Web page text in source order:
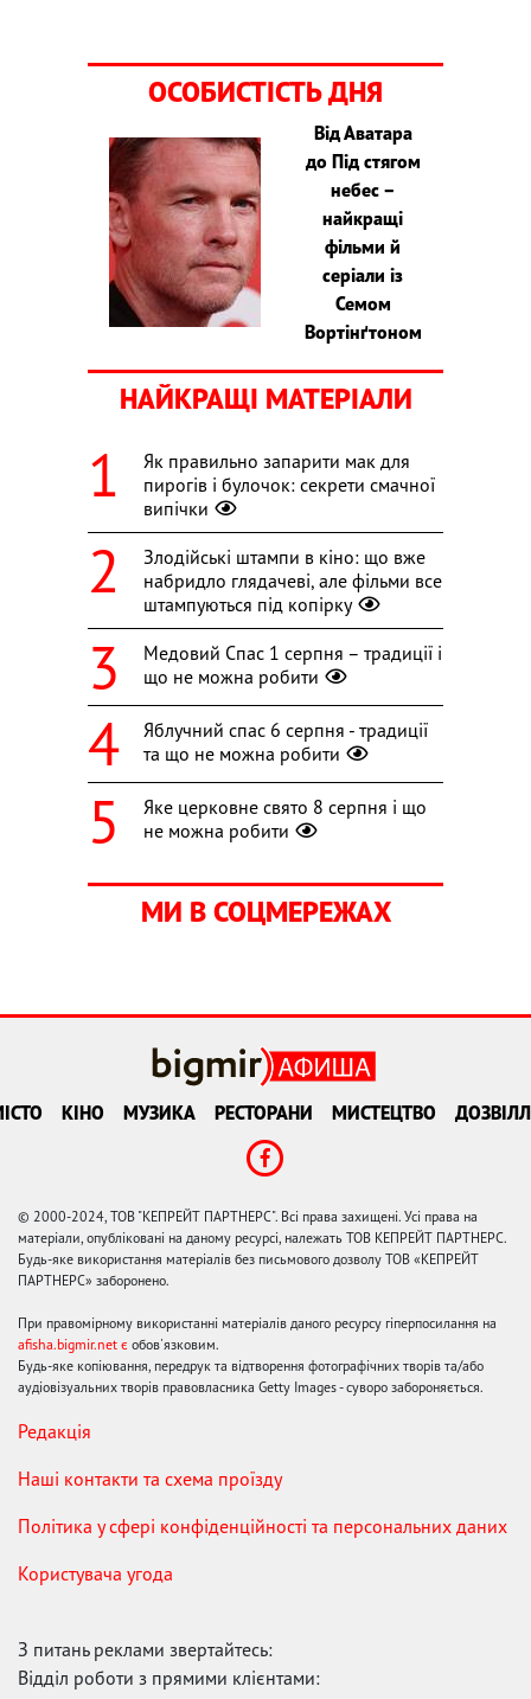
ОСОБИСТІСТЬ ДНЯ
Від Аватара
до Під стягом
небес –
найкращі
фільми й
серіали із
Семом
Вортінґтоном
НАЙКРАЩІ МАТЕРІАЛИ
Як правильно запарити мак для
пирогів і булочок: секрети смачної
випічки
Злодійські штампи в кіно: що вже
набридло глядачеві, але фільми все
штампуються під копірку
Медовий Спас 1 серпня – традиції і
що не можна робити
Яблучний спас 6 серпня - традиції
та що не можна робити
Яке церковне свято 8 серпня і що
не можна робити
МИ В СОЦМЕРЕЖАХ
КІНО МУЗИКА РЕСТОРАНИ МИСТЕЦТВО
© 2000-2024, ТОВ "КЕПРЕЙТ ПАРТНЕРС". Всі права захищені. Усі права на
матеріали, опубліковані на даному ресурсі, належать ТОВ КЕПРЕЙТ ПАРТНЕРС.
Будь-яке використання матеріалів без письмового дозволу ТОВ «КЕПРЕЙТ
ПАРТНЕРС» заборонено.
При правомірному використанні матеріалів даного ресурсу гіперпосилання на
afisha.bigmir.net є обов'язковим.
Будь-яке копіювання, передрук та відтворення фотографічних творів та/або
аудіовізуальних творів правовласника Getty Images - суворо забороняється.
Редакція
Наші контакти та схема проїзду
Політика у сфері конфіденційності та персональних даних
Користувача угода
З питань реклами звертайтесь:
Відділ роботи з прямими клієнтами: